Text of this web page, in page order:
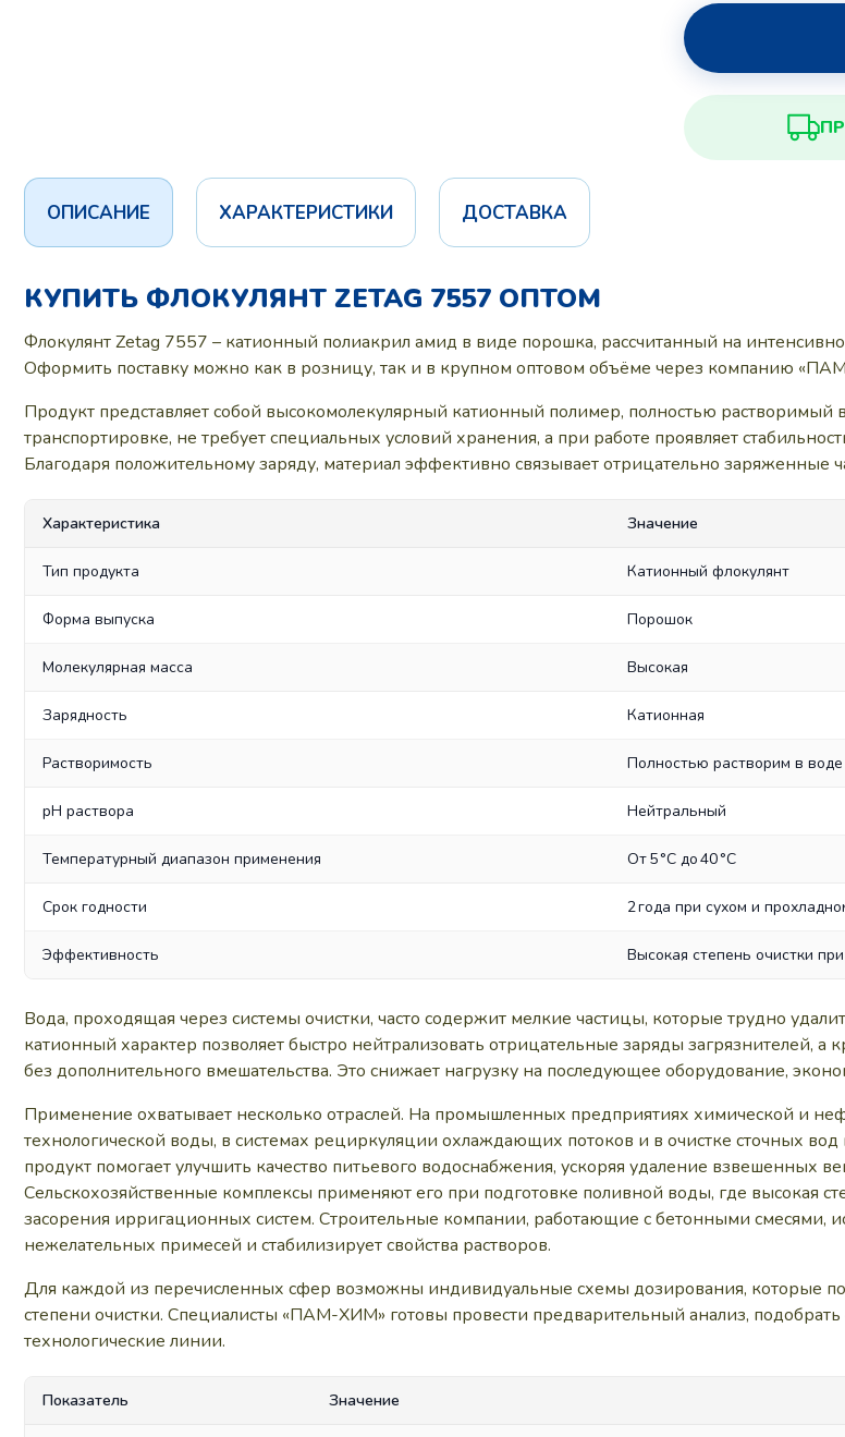
ОПИСАНИЕ ХАРАКТЕРИСТИКИ ДОСТАВКА
КУПИТЬ ФЛОКУЛЯНТ ZETAG 7557 ОПТОМ
Флокулянт Zetag 7557 – катионный полиакрил амид в виде порошка, рассчитанный на
Оформить поставку можно как в розницу, так и в крупном оптовом объёме через компанию
Продукт представляет собой высокомолекулярный катионный полимер, полностью
транспортировке, не требует специальных условий хранения, а при работе проявляет
Благодаря положительному заряду, материал эффективно связывает отрицательно заряженные
Характеристика Значение
Тип продукта Катионный флокулянт
Форма выпуска Порошок
Молекулярная масса Высокая
Зарядность Катионная
Растворимость Полностью растворим в воде
pH раствора Нейтральный
Температурный диапазон применения От 5 °C до 40 °C
Срок годности 2 года при сухом и
Эффективность Высокая степень очистки
Вода, проходящая через системы очистки, часто содержит мелкие частицы, которые трудно
катионный характер позволяет быстро нейтрализовать отрицательные заряды загрязнителей,
без дополнительного вмешательства. Это снижает нагрузку на последующее оборудование,
Применение охватывает несколько отраслей. На промышленных предприятиях химической и
технологической воды, в системах рециркуляции охлаждающих потоков и в очистке сточных
продукт помогает улучшить качество питьевого водоснабжения, ускоряя удаление взвешенных
Сельскохозяйственные комплексы применяют его при подготовке поливной воды, где высокая
засорения ирригационных систем. Строительные компании, работающие с бетонными смесями,
нежелательных примесей и стабилизирует свойства растворов.
Для каждой из перечисленных сфер возможны индивидуальные схемы дозирования, которые
степени очистки. Специалисты «ПАМ-ХИМ» готовы провести предварительный анализ,
технологические линии.
Показатель Значение